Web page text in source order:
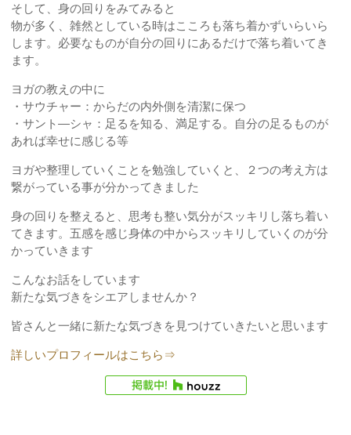
そして、身の回りをみてみると
物が多く、雑然としている時はこころも落ち着かずいらいら
します。必要なものが自分の回りにあるだけで落ち着いてき
ます。
ヨガの教えの中に
・サウチャー：からだの内外側を清潔に保つ
・サント―シャ：足るを知る、満足する。自分の足るものが
あれば幸せに感じる等
ヨガや整理していくことを勉強していくと、２つの考え方は
繋がっている事が分かってきました
身の回りを整えると、思考も整い気分がスッキリし落ち着い
てきます。五感を感じ身体の中からスッキリしていくのが分
かっていきます
こんなお話をしています
新たな気づきをシエアしませんか？
皆さんと一緒に新たな気づきを見つけていきたいと思います
詳しいプロフィールはこちら⇒